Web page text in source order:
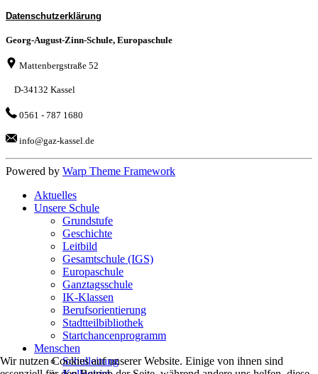
Datenschutzerklärung
Georg-August-Zinn-Schule, Europaschule
Mattenbergstraße 52
D-34132 Kassel
0561 - 787 1680
info@gaz-kassel.de
Powered by Warp Theme Framework
Aktuelles
Unsere Schule
Grundstufe
Geschichte
Leitbild
Gesamtschule (IGS)
Europaschule
Ganztagsschule
IK-Klassen
Berufsorientierung
Stadtteilbibliothek
Startchancenprogramm
Menschen
Schulleitung
Wir nutzen Cookies auf unserer Website. Einige von ihnen sind